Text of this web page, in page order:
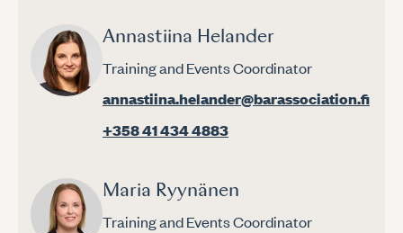
Annastiina Helander
Training and Events Coordinator
annastiina.helander@barassociation.fi
+358 41 434 4883
Maria Ryynänen
Training and Events Coordinator